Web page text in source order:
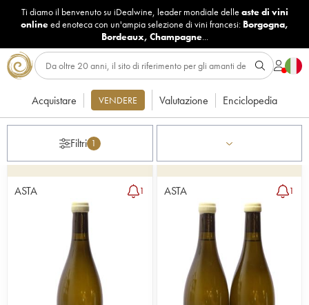
Ti diamo il benvenuto su iDealwine, leader mondiale delle aste di vini
onlineed enoteca con un'ampia selezione di vini francesi: Borgogna,
Bordeaux, Champagne...
Acquistare VENDERE Valutazione Enciclopedia
Filtri 1
ASTA 1 ASTA 1